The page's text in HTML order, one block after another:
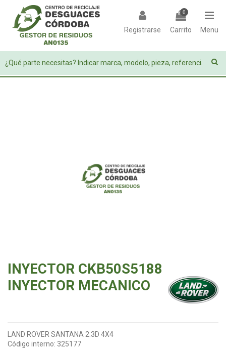
Registrarse
0
Carrito Menu
INYECTOR CKB50S5188
INYECTOR MECANICO
LAND ROVER SANTANA 2.3D 4X4
Código interno: 325177